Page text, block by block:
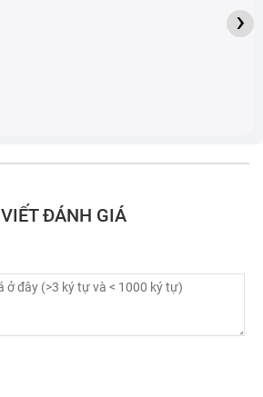
›
VIẾT ĐÁNH GIÁ